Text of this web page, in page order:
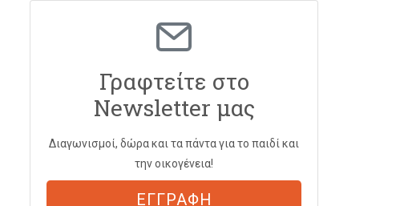
Γραφτείτε στο
Newsletter μας
Διαγωνισμοί, δώρα και τα πάντα για το παιδί και
την οικογένεια!
ΕΓΓΡΑΦΗ